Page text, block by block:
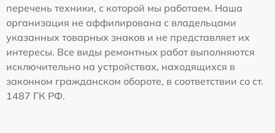
перечень техники, с которой мы работаем. Наша
организация не аффилирована с владельцами
указанных товарных знаков и не представляет их
интересы. Все виды ремонтных работ выполняются
исключительно на устройствах, находящихся в
законном гражданском обороте, в соответствии со ст.
1487 ГК РФ.